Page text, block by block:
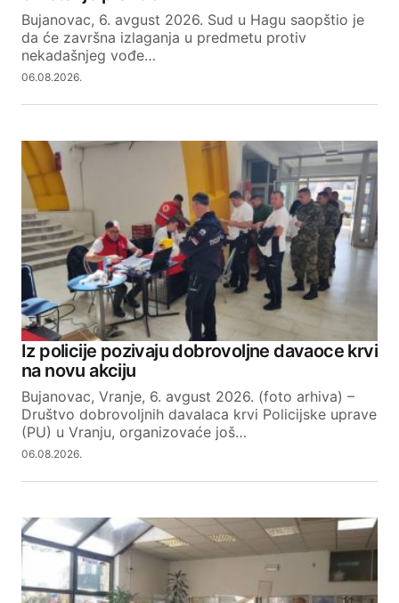
Bujanovac, 6. avgust 2026. Sud u Hagu saopštio je
da će završna izlaganja u predmetu protiv
nekadašnjeg vođe…
06.08.2026.
Iz policije pozivaju dobrovoljne davaoce krvi
na novu akciju
Bujanovac, Vranje, 6. avgust 2026. (foto arhiva) –
Društvo dobrovoljnih davalaca krvi Policijske uprave
(PU) u Vranju, organizovaće još…
06.08.2026.